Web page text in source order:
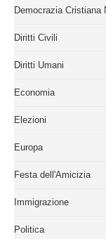
Democrazia Cristiana
Diritti Civili
Diritti Umani
Economia
Elezioni
Europa
Festa dell'Amicizia
Immigrazione
Politica